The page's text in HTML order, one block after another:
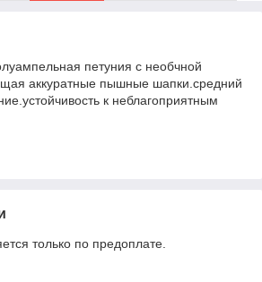
петуния с необчной
аккуратные пышные шапки.средний
к неблагоприятным
только по предоплате.